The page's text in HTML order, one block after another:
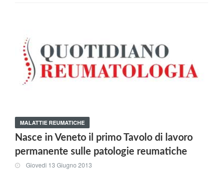
MALATTIE REUMATICHE
Nasce in Veneto il primo Tavolo di lavoro
permanente sulle patologie reumatiche
Giovedi 13 Giugno 2013